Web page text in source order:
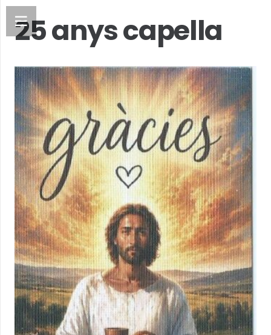
25 anys capella